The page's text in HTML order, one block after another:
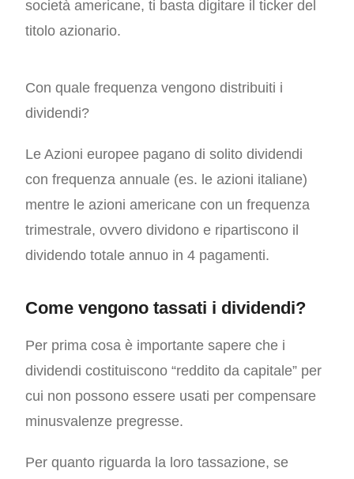
società americane, ti basta digitare il ticker del
titolo azionario.
Con quale frequenza vengono distribuiti i
dividendi?
Le Azioni europee pagano di solito dividendi
con frequenza annuale (es. le azioni italiane)
mentre le azioni americane con un frequenza
trimestrale, ovvero dividono e ripartiscono il
dividendo totale annuo in 4 pagamenti.
Come vengono tassati i dividendi?
Per prima cosa è importante sapere che i
dividendi costituiscono “reddito da capitale” per
cui non possono essere usati per compensare
minusvalenze pregresse.
Per quanto riguarda la loro tassazione, se